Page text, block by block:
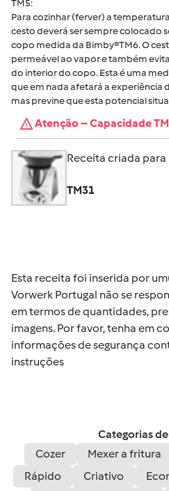
TM5:
Para cozinhar (ferver) a
cesto deverá ser sempre colocado
copo medida da Bimby®TM6. O
permeável ao vapor e também
do interior do copo. Esta é uma
que em nada afetará a experiência
mas previne que esta potencial
Atenção – Capacidade
Receita criada para
TM31
Esta receita foi inserida por
Vorwerk Portugal não se
em termos de quantidades,
imagens. Por favor, tenha em
informações de segurança
instruções
Categorias
Cozer
Mexer a fritura
Rápido
Criativo